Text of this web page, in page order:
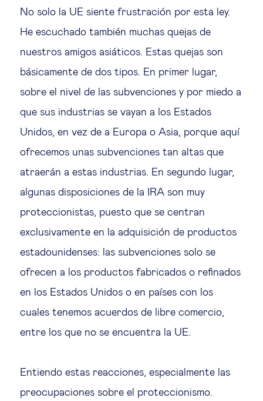
No solo la UE siente frustración por esta ley.
He escuchado también muchas quejas de
nuestros amigos asiáticos. Estas quejas son
básicamente de dos tipos. En primer lugar,
sobre el nivel de las subvenciones y por miedo a
que sus industrias se vayan a los Estados
Unidos, en vez de a Europa o Asia, porque aquí
ofrecemos unas subvenciones tan altas que
atraerán a estas industrias. En segundo lugar,
algunas disposiciones de la IRA son muy
proteccionistas, puesto que se centran
exclusivamente en la adquisición de productos
estadounidenses: las subvenciones solo se
ofrecen a los productos fabricados o refinados
en los Estados Unidos o en países con los
cuales tenemos acuerdos de libre comercio,
entre los que no se encuentra la UE.
Entiendo estas reacciones, especialmente las
preocupaciones sobre el proteccionismo.